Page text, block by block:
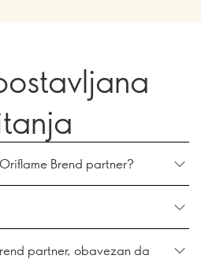
Brend partner?
partner, obavezan da